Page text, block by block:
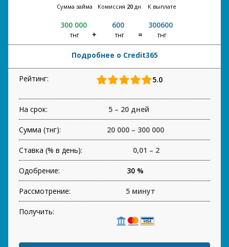
Сумма займа
300 000
тнг
Комиссия 20 дн
600
тнг
К выплате
300600
тнг
Подробнее о Credit365
Рейтинг: 5.0
На срок: 5 – 20 дней
Сумма (тнг): 20 000 – 300 000
Ставка (% в день): 0,01 – 2
Одобрение: 30 %
Рассмотрение: 5 минут
Получить: